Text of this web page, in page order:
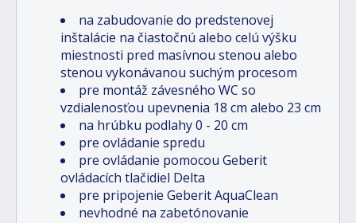
na zabudovanie do predstenovej
inštalácie na čiastočnú alebo celú výšku
miestnosti pred masívnou stenou alebo
stenou vykonávanou suchým procesom
pre montáž závesného WC so
vzdialenosťou upevnenia 18 cm alebo 23 cm
na hrúbku podlahy 0 - 20 cm
pre ovládanie spredu
pre ovládanie pomocou Geberit
ovládacích tlačidiel Delta
pre pripojenie Geberit AquaClean
nevhodné na zabetónovanie